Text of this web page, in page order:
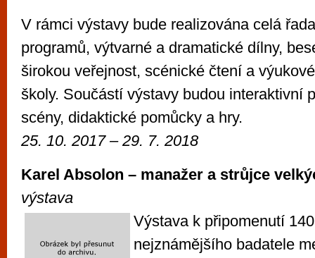
V rámci výstavy bude realizována celá
programů, výtvarné a dramatické dílny,
širokou veřejnost, scénické čtení a
školy. Součástí výstavy budou interaktivní
scény, didaktické pomůcky a hry.
25. 10. 2017 – 29. 7. 2018
Karel Absolon – manažer a strůjce
výstava
Výstava k připomenutí
nejznámějšího badatele